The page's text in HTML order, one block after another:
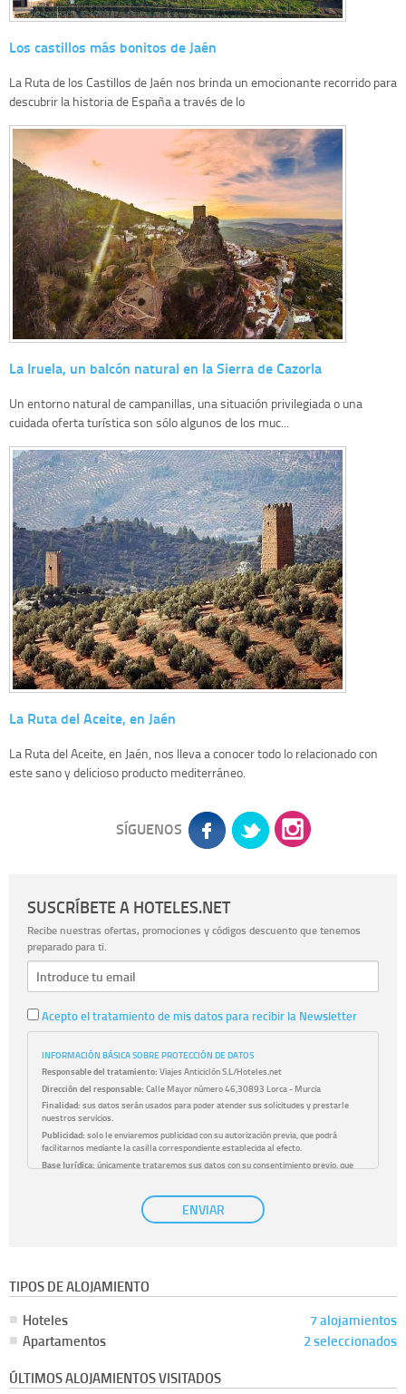
Los castillos más bonitos de Jaén
La Ruta de los Castillos de Jaén nos brinda un emocionante recorrido para
descubrir la historia de España a través de lo
La Iruela, un balcón natural en la Sierra de Cazorla
Un entorno natural de campanillas, una situación privilegiada o una
cuidada oferta turística son sólo algunos de los muc...
La Ruta del Aceite, en Jaén
La Ruta del Aceite, en Jaén, nos lleva a conocer todo lo relacionado con
este sano y delicioso producto mediterráneo.
SÍGUENOS
SUSCRÍBETE A HOTELES.NET
Recibe nuestras ofertas, promociones y códigos descuento que tenemos
preparado para ti.
Acepto el tratamiento de mis datos para recibir la Newsletter
INFORMACIÓN BÁSICA SOBRE PROTECCIÓN DE DATOS
Responsable del tratamiento: Viajes Anticiclón S.L/Hoteles.net
Dirección del responsable: Calle Mayor número 46,30893 Lorca - Murcia
Finalidad: sus datos serán usados para poder atender sus solicitudes y prestarle
nuestros servicios.
Publicidad: solo le enviaremos publicidad con su autorización previa, que podrá
facilitarnos mediante la casilla correspondiente establecida al efecto.
Base Jurídica: únicamente trataremos sus datos con su consentimiento previo, que
con carácter general, sólo el personal de nuestra entidad que esté
debidamente autorizado podrá tener conocimiento de la información que le pedimos.
No se comunicarán datos a terceros.
Información complementaria:
sobre cómo tratamos sus datos en la
ENVIAR
TIPOS DE ALOJAMIENTO
Hoteles
7 alojamientos
Apartamentos
2 seleccionados
ÚLTIMOS ALOJAMIENTOS VISITADOS